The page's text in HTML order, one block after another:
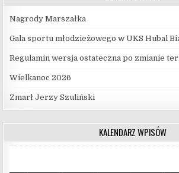
Nagrody Marszałka
Gala sportu młodzieżowego w UKS Hubal
Regulamin wersja ostateczna po zmianie
Wielkanoc 2026
Zmarł Jerzy Szuliński
KALENDARZ WPISÓW